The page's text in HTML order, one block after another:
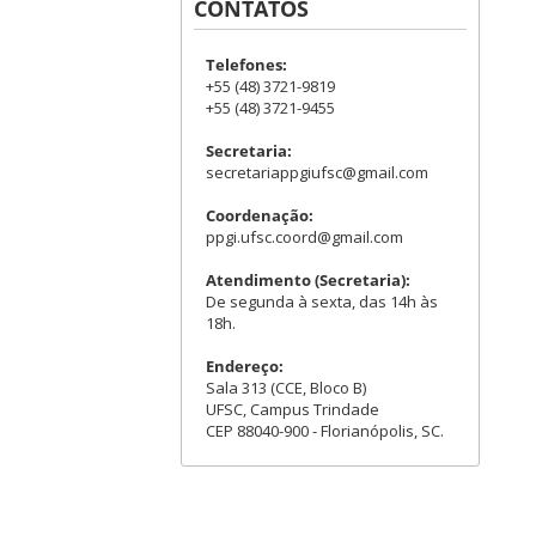
CONTATOS
Telefones:
+55 (48) 3721-9819
+55 (48) 3721-9455
Secretaria:
secretariappgiufsc@gmail.com
Coordenação:
ppgi.ufsc.coord@gmail.com
Atendimento (Secretaria):
De segunda à sexta, das 14h às
18h.
Endereço:
Sala 313 (CCE, Bloco B)
UFSC, Campus Trindade
CEP 88040-900 - Florianópolis, SC.